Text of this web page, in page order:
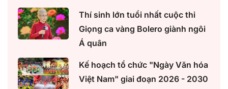
Thí sinh lớn tuổi nhất cuộc thi
Giọng ca vàng Bolero giành ngôi
Á quân
Kế hoạch tổ chức "Ngày Văn hóa
Việt Nam" giai đoạn 2026 - 2030